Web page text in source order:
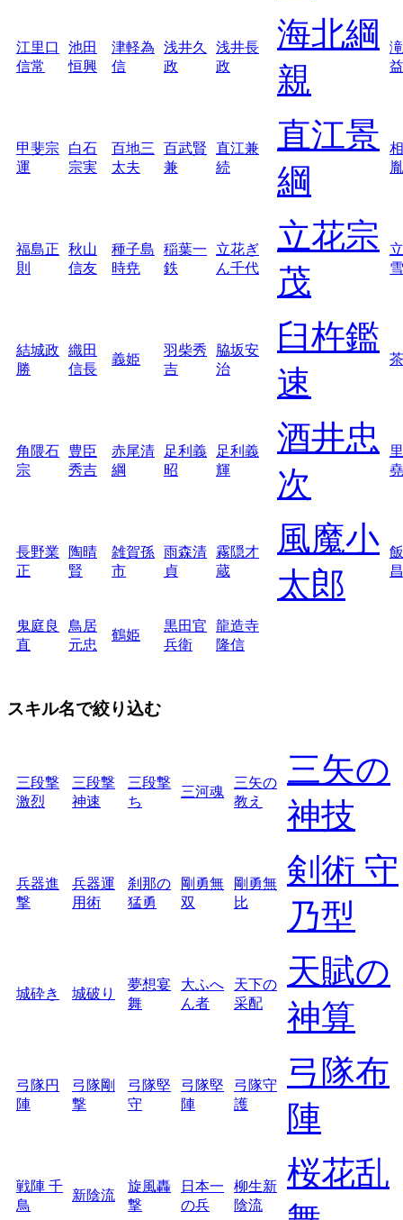
江里口
信常
池田
恒興
津軽為
信
浅井久
政
浅井長
政
海北綱
親
益
甲斐宗
運
白石
宗実
百地三
太夫
百武賢
兼
直江兼
続
直江景
綱
胤
福島正
則
秋山
信友
種子島
時尭
稲葉一
鉄
立花ぎ
ん千代
立花宗
茂
雪
結城政
勝
織田
信長
義姫
羽柴秀
吉
脇坂安
治
臼杵鑑
速
角隈石
宗
豊臣
秀吉
赤尾清
綱
足利義
昭
足利義
輝
酒井忠
次
堯
長野業
正
陶晴
賢
雑賀孫
市
雨森清
貞
霧隠才
蔵
風魔小
太郎
昌
鬼庭良
直
鳥居
元忠
鶴姫
黒田官
兵衛
龍造寺
隆信
スキル名で絞り込む
三段撃
激烈
三段撃
神速
三段撃
ち
三河魂
三矢の
教え
三矢の
神技
兵器進
撃
兵器運
用術
刹那の
猛勇
剛勇無
双
剛勇無
比
剣術 守
乃型
城砕き 城破り
夢想宴
舞
大ふへ
ん者
天下の
采配
天賦の
神算
弓隊円
陣
弓隊剛
撃
弓隊堅
守
弓隊堅
陣
弓隊守
護
弓隊布
陣
戦陣 千
鳥
新陰流
旋風轟
撃
日本一
の兵
柳生新
陰流
桜花乱